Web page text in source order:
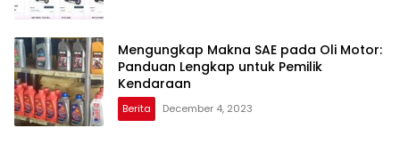
Mengungkap Makna SAE pada Oli Motor:
Panduan Lengkap untuk Pemilik
Kendaraan
Berita December 4, 2023